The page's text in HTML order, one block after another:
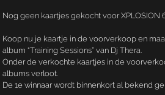
Nog geen kaartjes gekocht voor XPLOSION
Koop nu je kaartje in de voorverkoop en
album “Training Sessions” van Dj Thera.
Onder de verkochte kaartjes in de
albums verloot.
De 1e winnaar wordt binnenkort al bekend